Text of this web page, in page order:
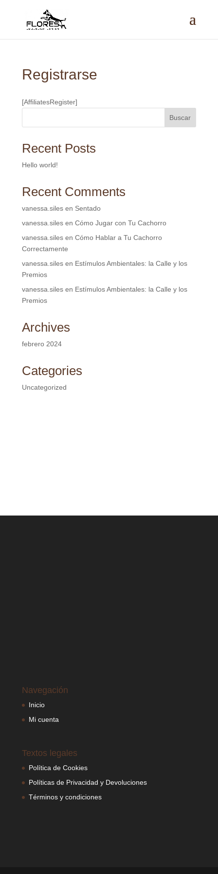
Registrarse
[AffiliatesRegister]
Buscar
Recent Posts
Hello world!
Recent Comments
vanessa.silesen Sentado
vanessa.silesen Cómo Jugar con Tu Cachorro
vanessa.silesen Cómo Hablar a Tu Cachorro
Correctamente
vanessa.silesen Estímulos Ambientales: la Calle y los
Premios
vanessa.silesen Estímulos Ambientales: la Calle y los
Premios
Archives
febrero 2024
Categories
Uncategorized
Navegación
Inicio
Mi cuenta
Textos legales
Política de Cookies
Políticas de Privacidad y Devoluciones
Términos y condiciones